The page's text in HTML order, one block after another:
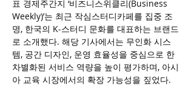
표 경제주간지 ‘비즈니스위클리(Business
Weekly)’는 최근 작심스터디카페를 집중 조
명, 한국의 K-스터디 문화를 대표하는 브랜드
로 소개했다. 해당 기사에서는 무인화 시스
템, 공간 디자인, 운영 효율성을 중심으로 한
차별화된 서비스 역량을 높이 평가하며, 아시
아 교육 시장에서의 확장 가능성을 짚었다.